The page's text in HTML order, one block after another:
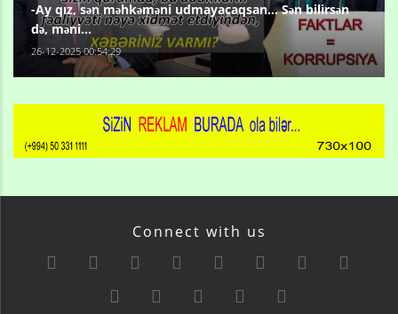
-Ay qız, sən məhkəməni udmayacaqsan... Sən bilirsən
də, məni...
26-12-2025 00:54:29
Connect with us